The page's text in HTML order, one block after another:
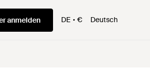
anmelden DE € Deutsch